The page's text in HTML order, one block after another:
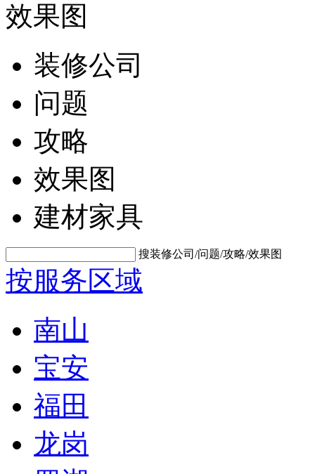
效果图
装修公司
问题
攻略
效果图
建材家具
搜装修公司/问题/攻略/效果图
按服务区域
南山
宝安
福田
龙岗